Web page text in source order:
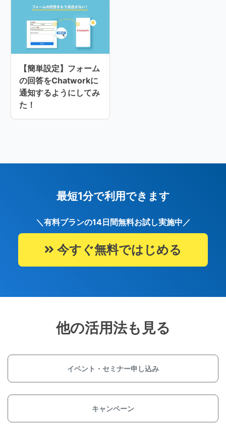
【簡単設定】フォーム
の回答をChatworkに
通知するようにしてみ
た！
最短1分で利用できます
＼有料プランの14日間無料お試し実施中／
今すぐ無料ではじめる
他の活用法も見る
イベント・セミナー申し込み
キャンペーン